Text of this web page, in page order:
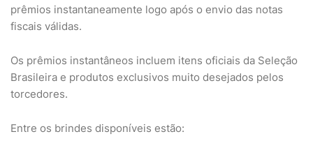
prêmios instantaneamente logo após o envio das notas
fiscais válidas.
Os prêmios instantâneos incluem itens oficiais da Seleção
Brasileira e produtos exclusivos muito desejados pelos
torcedores.
Entre os brindes disponíveis estão: